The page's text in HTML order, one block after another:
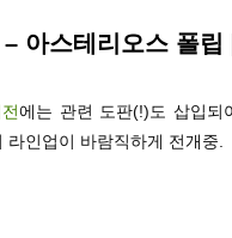
아스테리오스 폴립
에는 관련 도판(!)도 삽입되
인업이 바람직하게 전개중.